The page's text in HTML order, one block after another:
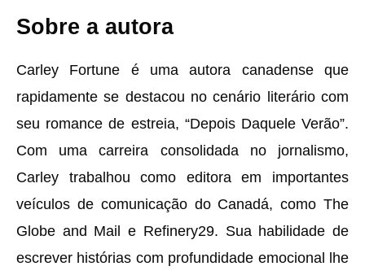
Sobre a autora
Carley Fortune é uma autora canadense que
rapidamente se destacou no cenário literário com
seu romance de estreia, “Depois Daquele Verão”.
Com uma carreira consolidada no jornalismo,
Carley trabalhou como editora em importantes
veículos de comunicação do Canadá, como The
Globe and Mail e Refinery29. Sua habilidade de
escrever histórias com profundidade emocional lhe